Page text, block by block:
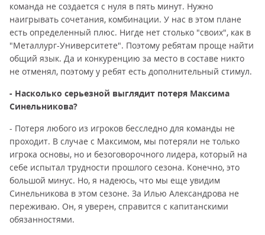
команда не создается с нуля в пять минут. Нужно
наигрывать сочетания, комбинации. У нас в этом плане
есть определенный плюс. Нигде нет столько "своих", как в
"Металлург-Университете". Поэтому ребятам проще найти
общий язык. Да и конкуренцию за место в составе никто
не отменял, поэтому у ребят есть дополнительный стимул.
- Насколько серьезной выглядит потеря Максима
Синельникова?
- Потеря любого из игроков бесследно для команды не
проходит. В случае с Максимом, мы потеряли не только
игрока основы, но и безоговорочного лидера, который на
себе испытал трудности прошлого сезона. Конечно, это
большой минус. Но, я надеюсь, что мы еще увидим
Синельникова в этом сезоне. За Илью Александрова не
переживаю. Он, я уверен, справится с капитанскими
обязанностями.